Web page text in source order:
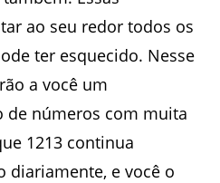
ao seu redor todos os
ter esquecido. Nesse
a você um
números com muita
1213 continua
diariamente, e você o